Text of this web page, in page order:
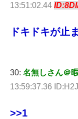
13:51:02.44
ドキドキが止
30: 名無しさん＠
13:59:37.36
>>1